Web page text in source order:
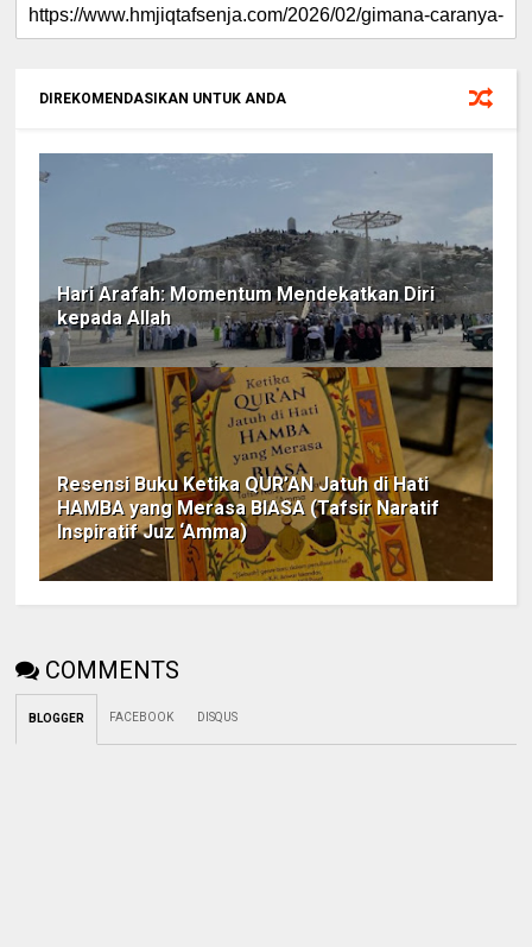
DIREKOMENDASIKAN UNTUK ANDA
Hari Arafah: Momentum Mendekatkan Diri
kepada Allah
Resensi Buku Ketika QUR’AN Jatuh di Hati
HAMBA yang Merasa BIASA (Tafsir Naratif
Inspiratif Juz ‘Amma)
COMMENTS
BLOGGER FACEBOOK DISQUS